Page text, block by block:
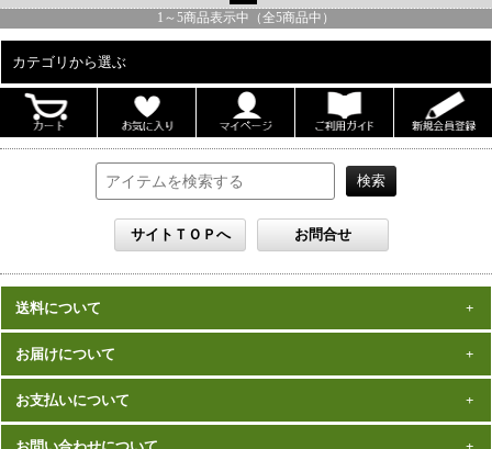
1 ～ 5商品表示中（全5商品中）
カテゴリから選ぶ
ALL
男性写真集
雑誌
送料について
数量、価格に関わらず
※沖縄の送料は1,500円となります。
※商品により諸事情で金額が変更する場合もございます。
※同梱不可の商品もございますのでご注意ください。
お届けについて
在庫がある商品につきましては、
お届けとなります。
発売（予定）日
お支払いについて